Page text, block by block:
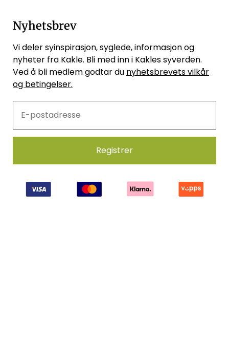
Nyhetsbrev
Vi deler syinspirasjon, syglede, informasjon og
nyheter fra Kakle. Bli med inn i Kakles syverden.
Ved å bli medlem godtar du nyhetsbrevets vilkår
og betingelser.